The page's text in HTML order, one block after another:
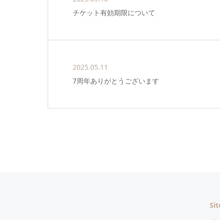
チケット有効期限について
2025.05.11
7周年ありがとうございます